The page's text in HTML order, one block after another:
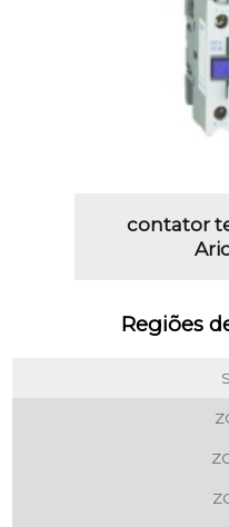
contator
Regiões